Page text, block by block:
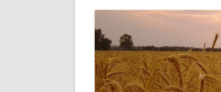
VORSTAND